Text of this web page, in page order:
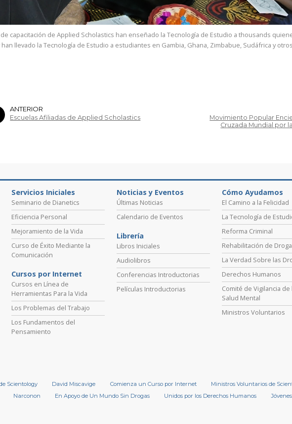
capacitación de Applied Scholastics han enseñado la Tecnología de Estudio athousands
llevado la Tecnología de Estudio a estudiantes en Gambia, Ghana, Zimbabue, Sudáfrica y
ANTERIOR
Escuelas Afiliadas de Applied Scholastics
Movimiento Popular
Cruzada Mundial por
Servicios Iniciales
Seminario de Dianetics
Eficiencia Personal
Mejoramiento de la Vida
Curso de Éxito Mediante la
Comunicación
Cursos por Internet
Cursos en Línea de
Herramientas Para la Vida
Los Problemas del Trabajo
Los Fundamentos del
Pensamiento
Noticias y Eventos
Últimas Noticias
Calendario de Eventos
Librería
Libros Iniciales
Audiolibros
Conferencias Introductorias
Películas Introductorias
Cómo Ayudamos
El Camino a la Felicidad
La Tecnología de
Reforma Criminal
Rehabilitación de
La Verdad Sobre las
Derechos Humanos
Comité de Vigilancia de
Salud Mental
Ministros Voluntarios
Scientology David Miscavige Comienza un Curso por Internet
Ministros Voluntarios de
Narconon
En Apoyo de Un Mundo Sin Drogas Unidos por los Derechos Humanos